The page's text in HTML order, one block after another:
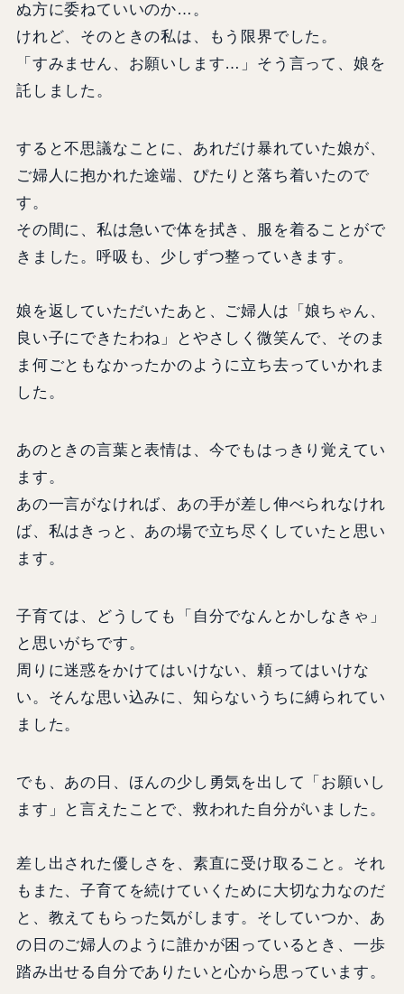
ぬ方に委ねていいのか…。
けれど、そのときの私は、もう限界でした。
「すみません、お願いします…」そう言って、娘を
託しました。
すると不思議なことに、あれだけ暴れていた娘が、
ご婦人に抱かれた途端、ぴたりと落ち着いたので
す。
その間に、私は急いで体を拭き、服を着ることがで
きました。呼吸も、少しずつ整っていきます。
娘を返していただいたあと、ご婦人は「娘ちゃん、
良い子にできたわね」とやさしく微笑んで、そのま
ま何ごともなかったかのように立ち去っていかれま
した。
あのときの言葉と表情は、今でもはっきり覚えてい
ます。
あの一言がなければ、あの手が差し伸べられなけれ
ば、私はきっと、あの場で立ち尽くしていたと思い
ます。
子育ては、どうしても「自分でなんとかしなきゃ」
と思いがちです。
周りに迷惑をかけてはいけない、頼ってはいけな
い。そんな思い込みに、知らないうちに縛られてい
ました。
でも、あの日、ほんの少し勇気を出して「お願いし
ます」と言えたことで、救われた自分がいました。
差し出された優しさを、素直に受け取ること。それ
もまた、子育てを続けていくために大切な力なのだ
と、教えてもらった気がします。そしていつか、あ
の日のご婦人のように誰かが困っているとき、一歩
踏み出せる自分でありたいと心から思っています。